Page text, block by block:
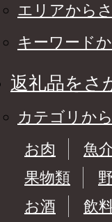
エリアから
キーワード
返礼品をさ
カテゴリか
お肉
魚
果物類
お酒
飲